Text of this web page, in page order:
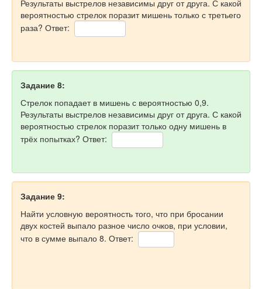
Результаты выстрелов независимы друг от друга. С какой
вероятностью стрелок поразит мишень только с третьего
раза? Ответ:
Задание 8:
Стрелок попадает в мишень с вероятностью 0,9.
Результаты выстрелов независимы друг от друга. С какой
вероятностью стрелок поразит только одну мишень в
трёх попытках? Ответ:
Задание 9:
Найти условную вероятность того, что при бросании
двух костей выпало разное число очков, при условии,
что в сумме выпало 8. Ответ: